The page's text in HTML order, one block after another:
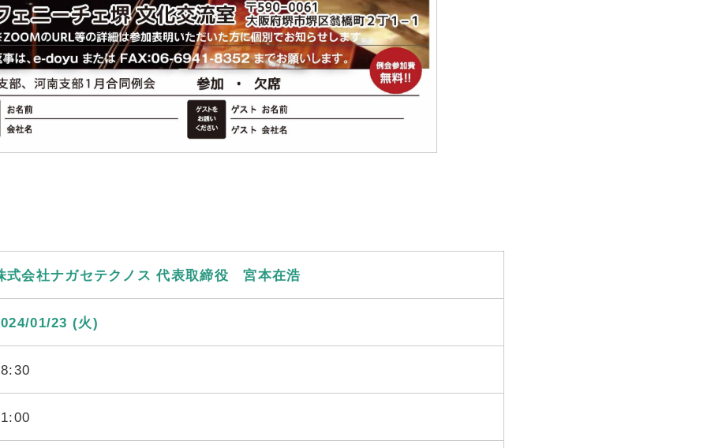
式会社ナガセテクノス 代表取締役 宮本在浩
01/23 (火)